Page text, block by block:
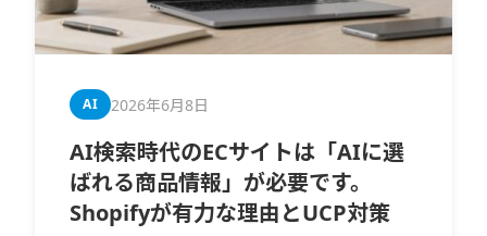
AI 2026年6月8日
AI検索時代のECサイトは「AIに選
ばれる商品情報」が必要です。
Shopifyが有力な理由とUCP対策